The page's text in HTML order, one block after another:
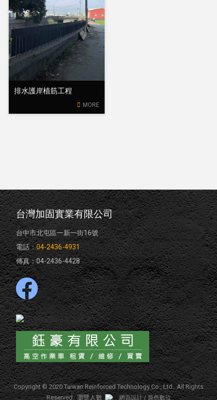
排水護岸植筋工程
MORE
台灣加固實業有限公司
台中市北屯區一新一街16號
電話：04-2436-4931
傳真：04-2436-4428
Copyright © 2020 Taiwan Reinforced Technology Co., Ltd. All Rights
Reserved. 瀏覽人數
網頁設計 / 原色數位